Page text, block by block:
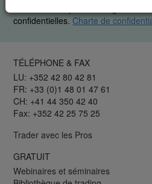
confidentielles. Charte de
TÉLÉPHONE & FAX
LU: +352 42 80 42 81
FR: +33 (0)1 48 01 47 61
CH: +41 44 350 42 40
Fax: +352 42 25 75 25
Trader avec les Pros
GRATUIT
Webinaires et séminaires